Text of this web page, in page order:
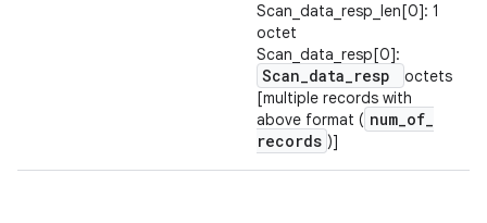
Scan_data_resp_len[0]: 1
octet
Scan_data_resp[0]:
Scan_data_resp
octets
[multiple records with
above format ( num_of_
records )]